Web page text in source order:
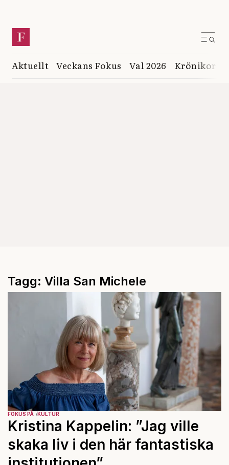
Aktuellt Veckans Fokus Val 2026 Krönikor
Tagg: Villa San Michele
FOKUS PÅ KULTUR
Kristina Kappelin: ”Jag ville
skaka liv i den här fantastiska